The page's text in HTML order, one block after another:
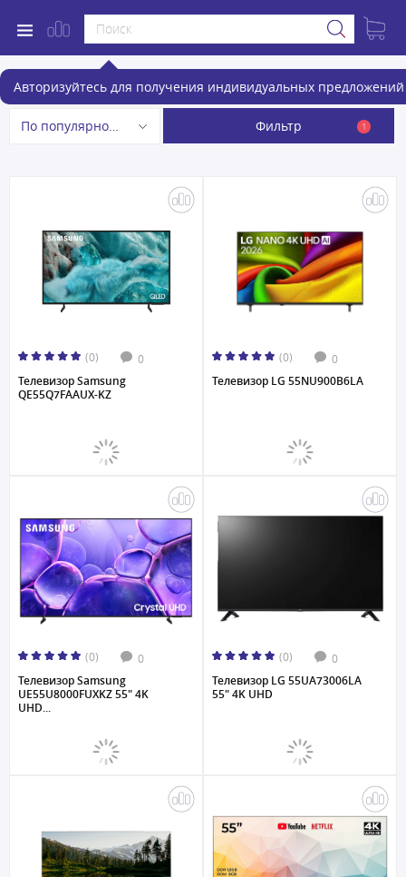
Авторизуйтесь для получения индивидуальных предложений
Телевизоры диагональ 55" дюймов
По популярности Фильтр 1
(0) 0
Телевизор Samsung
QE55Q7FAAUX-KZ
(0) 0
Телевизор LG 55NU900B6LA
(0) 0
Телевизор Samsung
UE55U8000FUXKZ 55" 4K
UHD...
(0) 0
Телевизор LG 55UA73006LA
55" 4K UHD